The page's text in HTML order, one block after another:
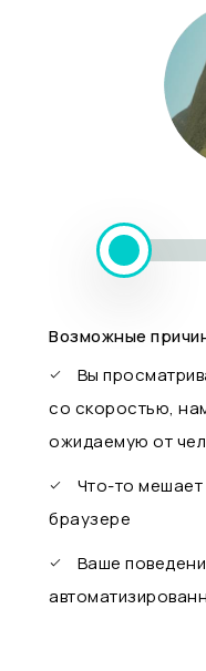
Возможные
Вы
со скоростью,
ожидаемую от
Что-то
браузере
Ваше